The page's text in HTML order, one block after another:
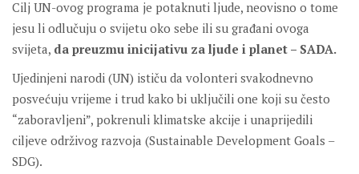
Cilj UN-ovog programa je potaknuti ljude, neovisno o tome
jesu li odlučuju o svijetu oko sebe ili su građani ovoga
svijeta, da preuzmu inicijativu za ljude i planet – SADA.
Ujedinjeni narodi (UN) ističu da volonteri svakodnevno
posvećuju vrijeme i trud kako bi uključili one koji su često
“zaboravljeni”, pokrenuli klimatske akcije i unaprijedili
ciljeve održivog razvoja (Sustainable Development Goals –
SDG).